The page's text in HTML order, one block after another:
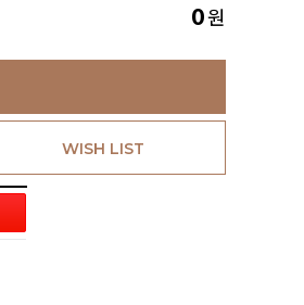
0원
WISH LIST